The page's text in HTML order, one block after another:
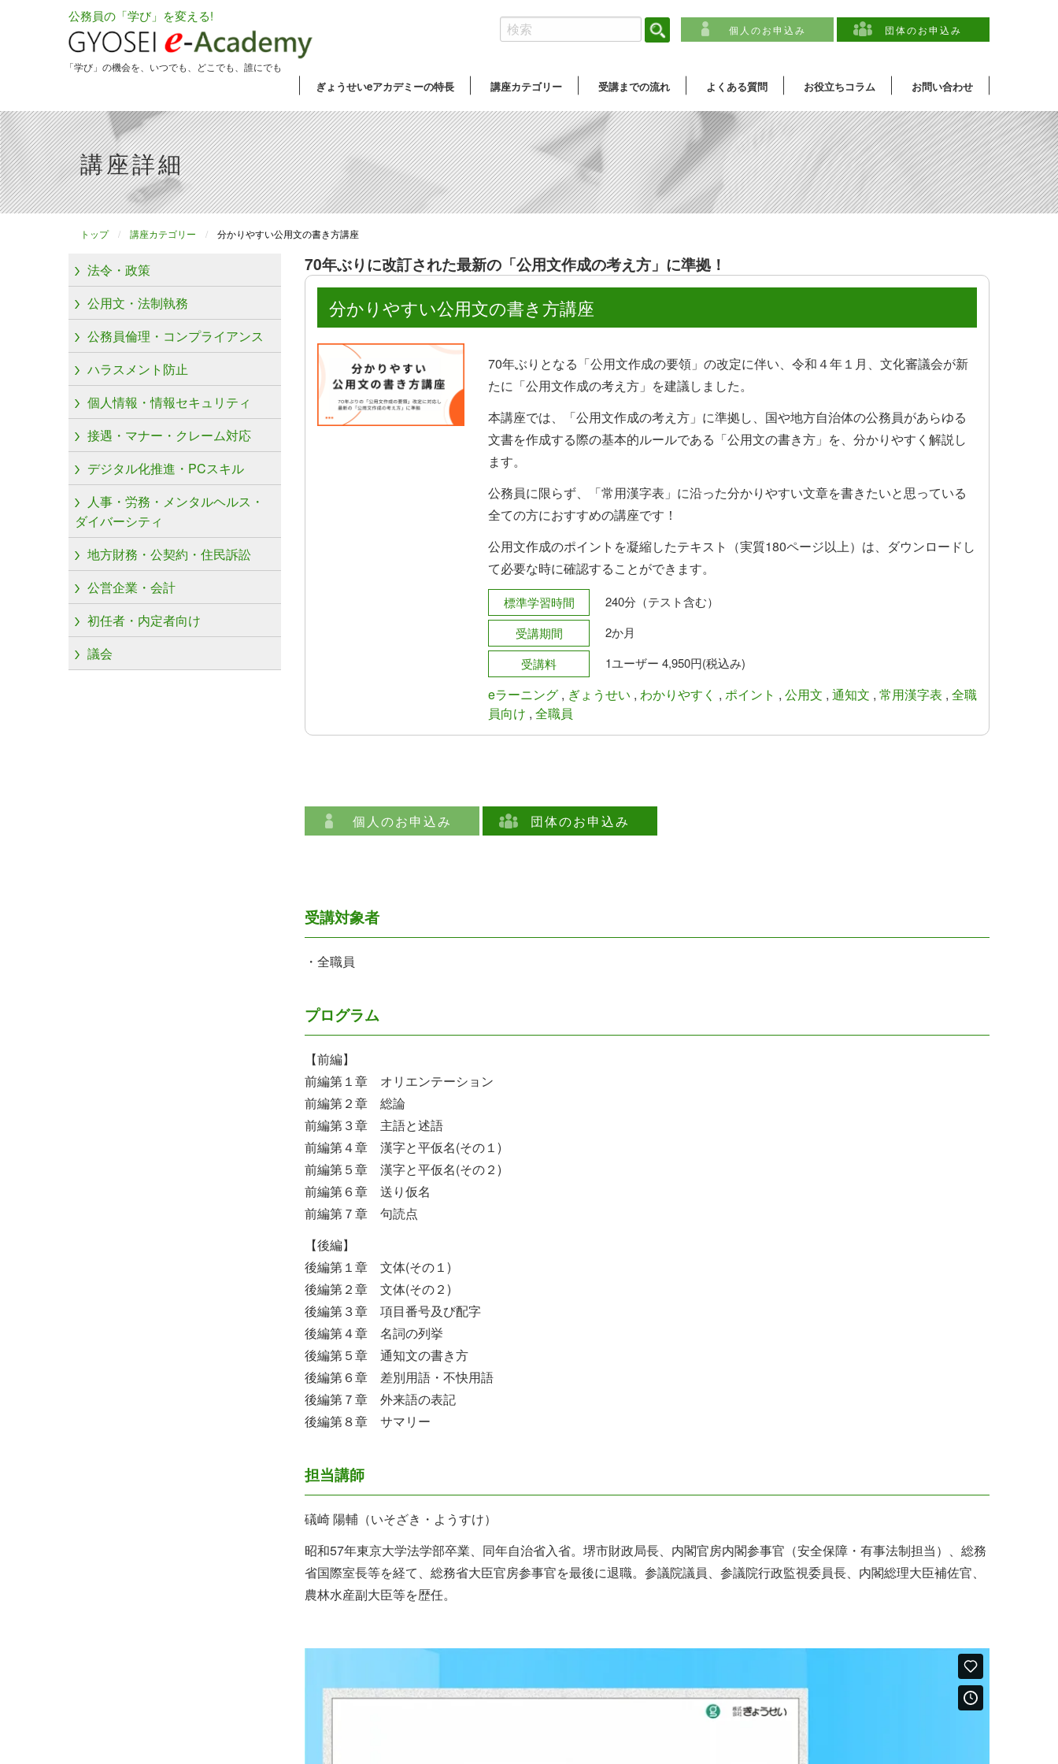
公務員の「学び」を変える!
「学び」の機会を、いつでも、どこでも、誰にでも
個人のお申込み 団体のお申込み
ぎょうせいeアカデミーの特長 講座カテゴリー 受講までの流れ よくある質問 お役立ちコラム お問い合わせ
講座詳細
トップ 講座カテゴリー 分かりやすい公用文の書き方講座
70年ぶりに改訂された最新の「公用文作成の考え方」に準拠！
分かりやすい公用文の書き方講座
70年ぶりとなる「公用文作成の要領」の改定に伴い、令和４年１月、文化審議会が新
たに「公用文作成の考え方」を建議しました。
本講座では、「公用文作成の考え方」に準拠し、国や地方自治体の公務員があらゆる
文書を作成する際の基本的ルールである「公用文の書き方」を、分かりやすく解説し
ます。
公務員に限らず、「常用漢字表」に沿った分かりやすい文章を書きたいと思っている
全ての方におすすめの講座です！
公用文作成のポイントを凝縮したテキスト（実質180ページ以上）は、ダウンロードし
て必要な時に確認することができます。
標準学習時間
240分（テスト含む）
受講期間
2か月
受講料
1ユーザー 4,950円(税込み)
eラーニング , ぎょうせい , わかりやすく , ポイント , 公用文 , 通知文 , 常用漢字表 , 全職
員向け , 全職員
個人のお申込み 団体のお申込み
受講対象者
・全職員
プログラム
【前編】
前編第１章 オリエンテーション
前編第２章 総論
前編第３章 主語と述語
前編第４章 漢字と平仮名(その１)
前編第５章 漢字と平仮名(その２)
前編第６章 送り仮名
前編第７章 句読点
【後編】
後編第１章 文体(その１)
後編第２章 文体(その２)
後編第３章 項目番号及び配字
後編第４章 名詞の列挙
後編第５章 通知文の書き方
後編第６章 差別用語・不快用語
後編第７章 外来語の表記
後編第８章 サマリー
担当講師
礒崎 陽輔（いそざき・ようすけ）
昭和57年東京大学法学部卒業、同年自治省入省。堺市財政局長、内閣官房内閣参事官（安全保障・有事法制担当）、総務
省国際室長等を経て、総務省大臣官房参事官を最後に退職。参議院議員、参議院行政監視委員長、内閣総理大臣補佐官、
農林水産副大臣等を歴任。
法令・政策
公用文・法制執務
公務員倫理・コンプライアンス
ハラスメント防止
個人情報・情報セキュリティ
接遇・マナー・クレーム対応
デジタル化推進・PCスキル
人事・労務・メンタルヘルス・
ダイバーシティ
地方財務・公契約・住民訴訟
公営企業・会計
初任者・内定者向け
議会